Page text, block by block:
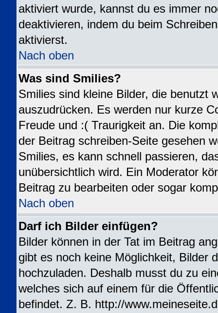
aktiviert wurde, kannst du es immer
deaktivieren, indem du beim
aktivierst.
Nach oben
Was sind Smilies?
Smilies sind kleine Bilder, die benutzt
auszudrücken. Es werden nur kurze
Freude und :( Traurigkeit an. Die
der Beitrag schreiben-Seite gesehen
Smilies, es kann schnell passieren,
unübersichtlich wird. Ein Moderator
Beitrag zu bearbeiten oder sogar
Nach oben
Darf ich Bilder einfügen?
Bilder können in der Tat im Beitrag
gibt es noch keine Möglichkeit, Bilder
hochzuladen. Deshalb musst du zu
welches sich auf einem für die
befindet. Z. B. http://